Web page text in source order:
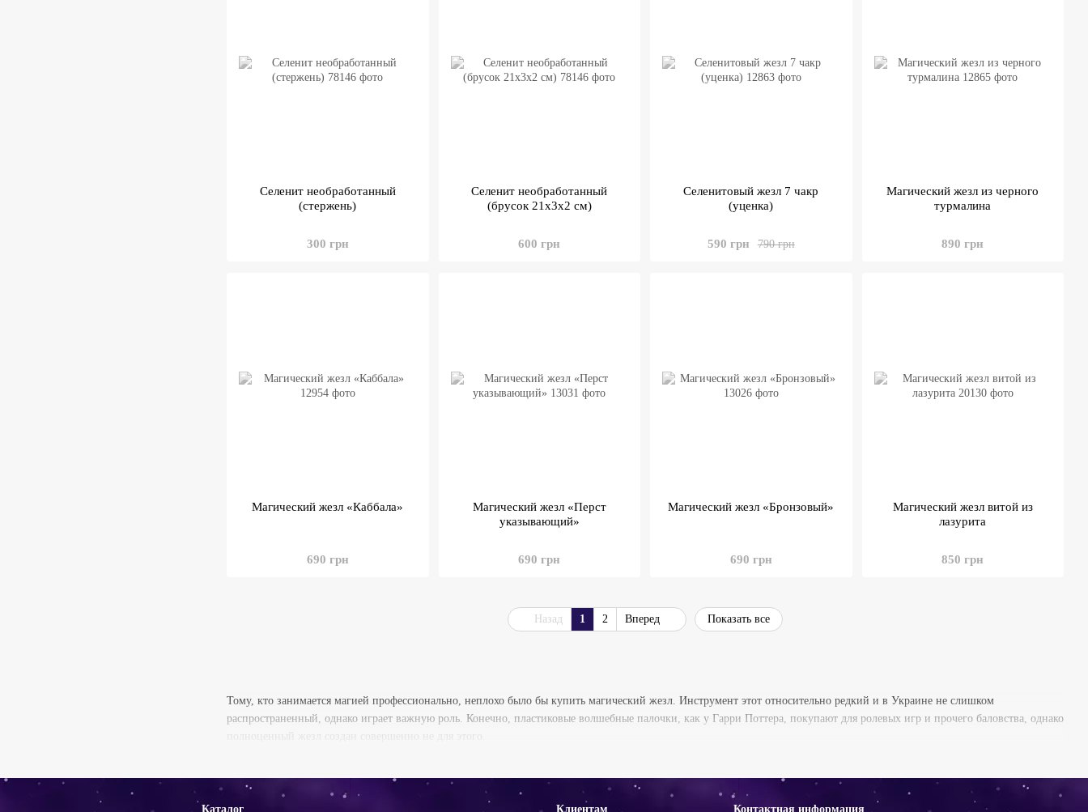
Тому, кто занимается магией профессионально, неплохо было бы купить магический жезл. Инструмент этот относительно редкий и в Украине не слишком
распространенный, однако играет важную роль. Конечно, пластиковые волшебные палочки, как у Гарри Поттера, покупают для ролевых игр и прочего баловства, однако
полноценный жезл создан совершенно не для этого.
Селенит необработанный
(стержень)
300 грн
Селенит необработанный
(брусок 21х3х2 см)
600 грн
Селенитовый жезл 7 чакр
(уценка)
790 грн
590 грн
Магический жезл из черного
турмалина
890 грн
Магический жезл «Каббала»
690 грн
Магический жезл «Перст
указывающий»
690 грн
Магический жезл «Бронзовый»
690 грн
Магический жезл витой из
лазурита
850 грн
Назад 1 2 Вперед Показать все
Каталог Клиентам Контактная информация